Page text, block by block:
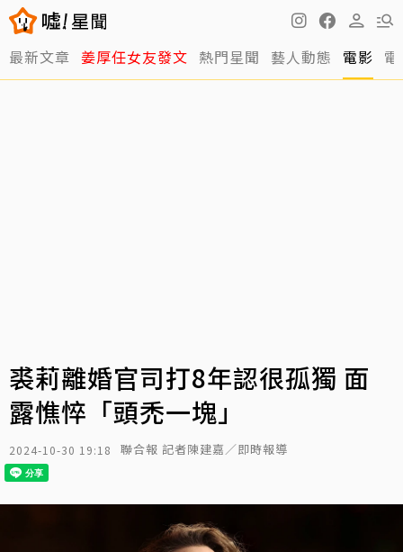
最新文章 姜厚任女友發文 熱門星聞 藝人動態 電影
裘莉離婚官司打8年認很孤獨 面
露憔悴「頭禿一塊」
2024-10-30 19:18 聯合報 記者陳建嘉／即時報導